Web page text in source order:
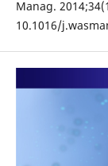
Manag.
10.1016/